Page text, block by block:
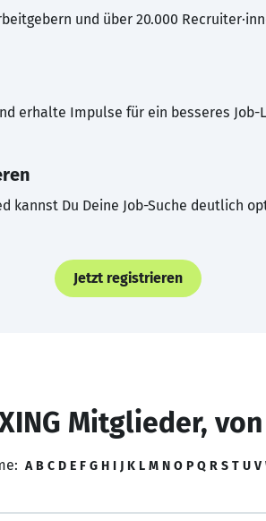
und über 20.000
erhalte Impulse für ein besseres Job-
kannst Du Deine Job-Suche deutlich
Jetzt registrieren
Mitglieder,
A B C D E F G H I J K L M N O P Q R S T U V